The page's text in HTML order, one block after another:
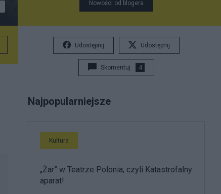
Nowości od blogera
Udostępnij Udostępnij
Skomentuj 4
Najpopularniejsze
Kultura
„Żar” w Teatrze Polonia, czyli Katastrofalny
aparat!